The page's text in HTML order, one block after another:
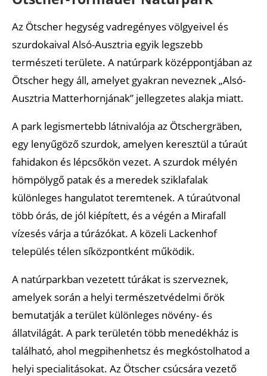
Az Ötscher hegység vadregényes völgyeivel és
szurdokaival Alsó-Ausztria egyik legszebb
természeti területe. A natúrpark középpontjában az
Ötscher hegy áll, amelyet gyakran neveznek „Alsó-
Ausztria Matterhornjának” jellegzetes alakja miatt.
A park legismertebb látnivalója az Ötschergräben,
egy lenyűgöző szurdok, amelyen keresztül a túraút
fahidakon és lépcsőkön vezet. A szurdok mélyén
hömpölygő patak és a meredek sziklafalak
különleges hangulatot teremtenek. A túraútvonal
több órás, de jól kiépített, és a végén a Mirafall
vízesés várja a túrázókat. A közeli Lackenhof
település télen síközpontként működik.
A natúrparkban vezetett túrákat is szerveznek,
amelyek során a helyi természetvédelmi őrök
bemutatják a terület különleges növény- és
állatvilágát. A park területén több menedékház is
található, ahol megpihenhetsz és megkóstolhatod a
helyi specialitásokat. Az Ötscher csúcsára vezető